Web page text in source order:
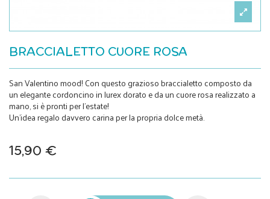
BRACCIALETTO CUORE ROSA
San Valentino mood! Con questo grazioso braccialetto composto da
un elegante cordoncino in lurex dorato e da un cuore rosa realizzato a
mano, si è pronti per l'estate!
Un'idea regalo davvero carina per la propria dolce metà.
15,90 €